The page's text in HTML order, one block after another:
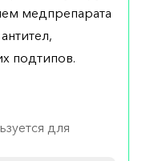
медпрепарата
подтипов.
для